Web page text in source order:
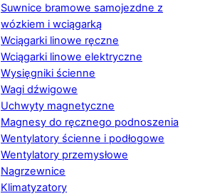
Suwnice bramowe samojezdne z
wózkiem i wciągarką
Wciągarki linowe ręczne
Wciągarki linowe elektryczne
Wysięgniki ścienne
Wagi dźwigowe
Uchwyty magnetyczne
Magnesy do ręcznego podnoszenia
Wentylatory ścienne i podłogowe
Wentylatory przemysłowe
Nagrzewnice
Klimatyzatory